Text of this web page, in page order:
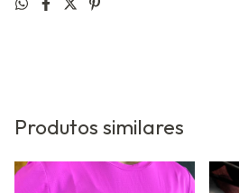
Produtos similares